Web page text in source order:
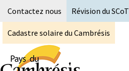
Contactez nous Révision du SCoT
Cadastre solaire du Cambrésis